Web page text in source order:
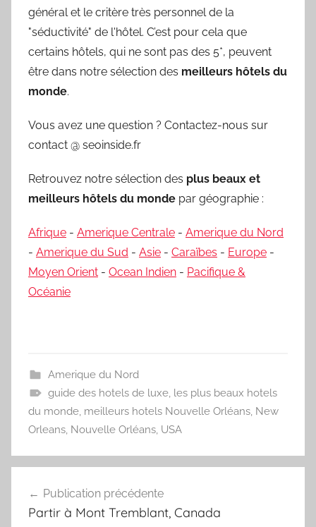
général et le critère très personnel de la
"séductivité" de l'hôtel. C’est pour cela que
certains hôtels, qui ne sont pas des 5*, peuvent
être dans notre sélection des meilleurs hôtels du
monde.
Vous avez une question ? Contactez-nous sur
contact @ seoinside.fr
Retrouvez notre sélection des plus beaux et
meilleurs hôtels du monde par géographie :
Afrique - Amerique Centrale - Amerique du Nord
- Amerique du Sud - Asie - Caraïbes - Europe -
Moyen Orient - Ocean Indien - Pacifique &
Océanie
Amerique du Nord
guide des hotels de luxe, les plus beaux hotels
du monde meilleurs hotels Nouvelle Orléans New
Orleans Nouvelle Orléans USA
de
Publication précédente
Partir à Mont Tremblant, Canada